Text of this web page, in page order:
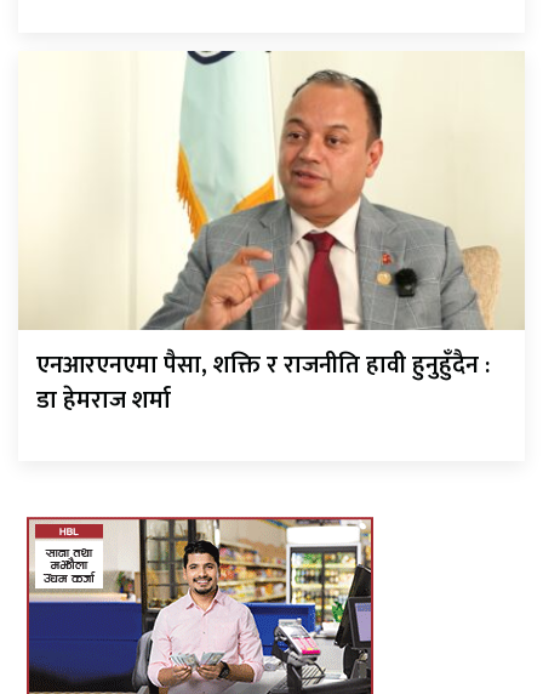
एनआरएनएमा पैसा, शक्ति र राजनीति हावी हुनुहुँदैन :
डा हेमराज शर्मा